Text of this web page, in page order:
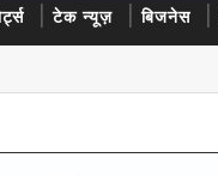
टेक न्यूज़ बिजनेस